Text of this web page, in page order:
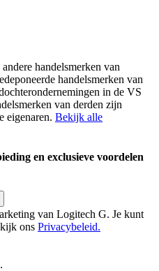
handelsmerken van
handelsmerken van
in de VS
van derden zijn
eigenaren. Bekijk alle
en exclusieve voordelen
van Logitech G. Je kunt
ons Privacybeleid.